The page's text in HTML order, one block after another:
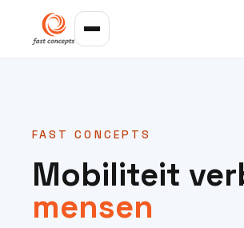
FAST CONCEPTS
Mobiliteit
mensen